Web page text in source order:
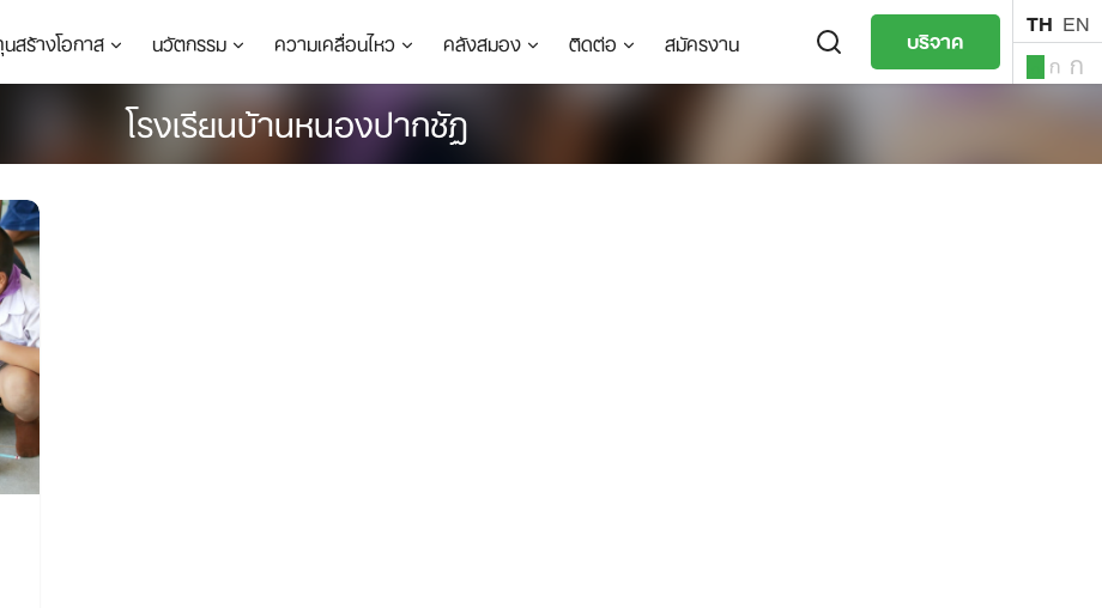
สร้างโอกาส นวัตกรรม ความเคลื่อนไหว คลังสมอง ติดต่อ สมัครงาน บริจาค TH EN
ก ก
โรงเรียนบ้านหนองปากชัฏ